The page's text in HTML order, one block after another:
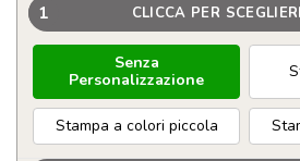
1 CLICCA PER
Senza
Personalizzazione
Stampa a colori piccola